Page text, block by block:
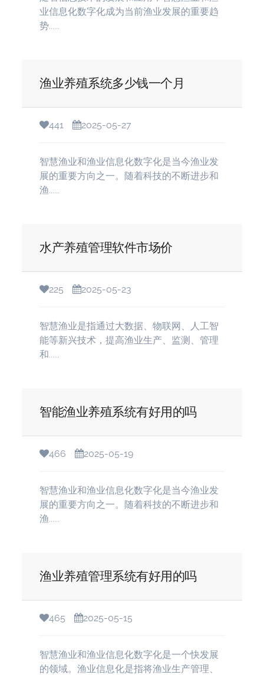
业信息化数字化成为当前渔业发展的重要趋
势......
渔业养殖系统多少钱一个月
441 2025-05-27
智慧渔业和渔业信息化数字化是当今渔业发
展的重要方向之一。随着科技的不断进步和
渔......
水产养殖管理软件市场价
225 2025-05-23
智慧渔业是指通过大数据、物联网、人工智
能等新兴技术，提高渔业生产、监测、管理
和......
智能渔业养殖系统有好用的吗
466 2025-05-19
智慧渔业和渔业信息化数字化是当今渔业发
展的重要方向之一。随着科技的不断进步和
渔......
渔业养殖管理系统有好用的吗
465 2025-05-15
智慧渔业和渔业信息化数字化是一个快发展
的领域。渔业信息化是指将渔业生产管理、